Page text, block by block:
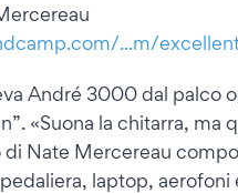
...m/
André 3000 dal palco
«Suona la chitarra, ma
Nate Mercereau
laptop, aerofoni